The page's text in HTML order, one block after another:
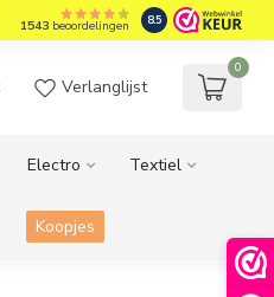
1543beoordelingen 8.5
Verlanglijst
0
Electro Textiel
Koopjes